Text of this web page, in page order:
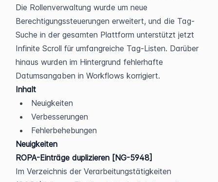
Die Rollenverwaltung wurde um neue
Berechtigungssteuerungen erweitert, und die Tag-
Suche in der gesamten Plattform unterstützt jetzt
Infinite Scroll für umfangreiche Tag-Listen. Darüber
hinaus wurden im Hintergrund fehlerhafte
Datumsangaben in Workflows korrigiert.
Inhalt
Neuigkeiten
Verbesserungen
Fehlerbehebungen
Neuigkeiten
ROPA-Einträge duplizieren [NG-5948]
Im Verzeichnis der Verarbeitungstätigkeiten